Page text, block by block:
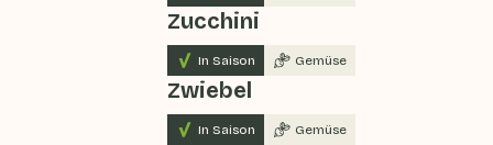
Zucchini
In Saison Gemüse
Zwiebel
In Saison Gemüse